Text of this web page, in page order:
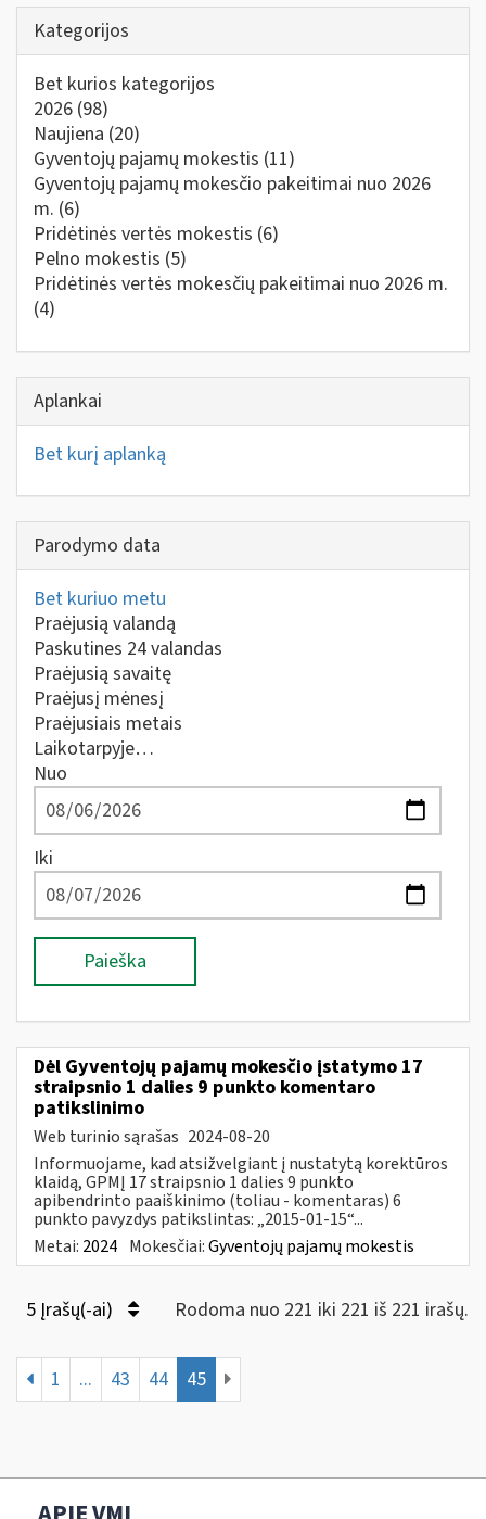
Kategorijos
Bet kurios kategorijos
2026 (98)
Naujiena (20)
Gyventojų pajamų mokestis (11)
Gyventojų pajamų mokesčio pakeitimai nuo 2026
m. (6)
Pridėtinės vertės mokestis (6)
Pelno mokestis (5)
Pridėtinės vertės mokesčių pakeitimai nuo 2026 m.
(4)
Aplankai
Bet kurį aplanką
Parodymo data
Bet kuriuo metu
Praėjusią valandą
Paskutines 24 valandas
Praėjusią savaitę
Praėjusį mėnesį
Praėjusiais metais
Laikotarpyje…
Nuo
Iki
Paieška
Dėl Gyventojų pajamų mokesčio įstatymo 17
straipsnio 1 dalies 9 punkto komentaro
patikslinimo
Web turinio sąrašas 2024-08-20
Informuojame, kad atsižvelgiant į nustatytą korektūros
klaidą, GPMĮ 17 straipsnio 1 dalies 9 punkto
apibendrinto paaiškinimo (toliau - komentaras) 6
punkto pavyzdys patikslintas: „2015-01-15“...
Metai: 2024 Mokesčiai:Gyventojų pajamų mokestis
5 Įrašų(-ai) Rodoma nuo 221 iki 221 iš 221 irašų.
1 ... 43 44 45